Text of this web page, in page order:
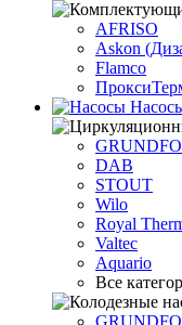
AFRISO
Askon
Flamco
DAB
STOUT
Wilo
Royal
Valtec
Aquario
Все